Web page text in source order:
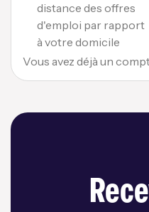
distance des offres
d'emploi par rapport
à votre domicile
Vous avez déjà un